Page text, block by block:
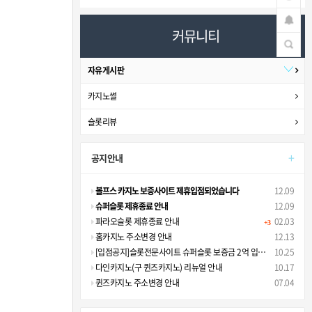
커뮤니티
자유게시판
카지노썰
슬롯리뷰
+
공지안내
12.09
볼프스 카지노 보증사이트 제휴입점되었습니다
12.09
슈퍼슬롯 제휴종료 안내
+3 02.03
파라오슬롯 제휴종료 안내
12.13
홈카지노 주소변경 안내
10.25
[입점공지]슬롯전문사이트 슈퍼슬롯 보증금 2억 입점안내
10.17
다인카지노(구 퀸즈카지노) 리뉴얼 안내
07.04
퀸즈카지노 주소변경 안내